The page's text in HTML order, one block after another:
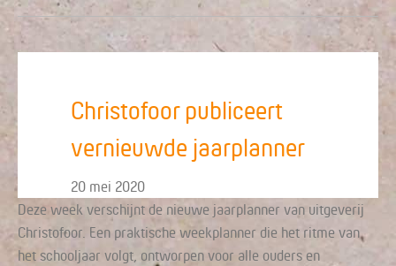
Christofoor publiceert
vernieuwde jaarplanner
20 mei 2020
Deze week verschijnt de nieuwe jaarplanner van uitgeverij
Christofoor. Een praktische weekplanner die het ritme van
het schooljaar volgt, ontworpen voor alle ouders en